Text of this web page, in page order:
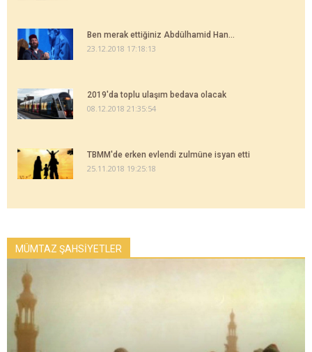
Ben merak ettiğiniz Abdülhamid Han...
23.12.2018 17:18:13
2019'da toplu ulaşım bedava olacak
08.12.2018 21:35:54
TBMM'de erken evlendi zulmüne isyan etti
25.11.2018 19:25:18
MÜMTAZ ŞAHSİYETLER